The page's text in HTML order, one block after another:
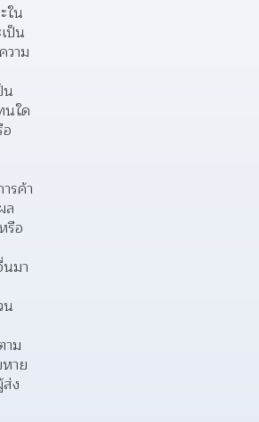
ใน
ป็น
วาม
น
นใด
รค้า
ล
รือ
นมา
น
าม
าย
ง